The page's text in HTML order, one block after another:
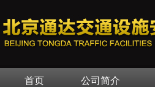
首页 公司简介